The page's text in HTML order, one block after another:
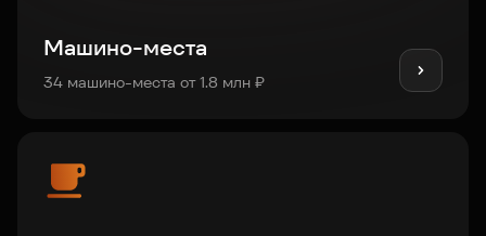
Машино-места
34 машино-места от 1.8 млн ₽